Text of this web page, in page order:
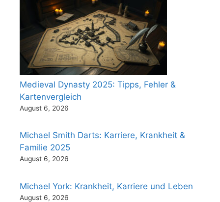
Medieval Dynasty 2025: Tipps, Fehler &
Kartenvergleich
August 6, 2026
Michael Smith Darts: Karriere, Krankheit &
Familie 2025
August 6, 2026
Michael York: Krankheit, Karriere und Leben
August 6, 2026